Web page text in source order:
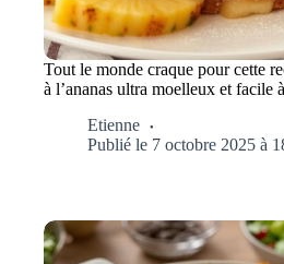
Tout le monde craque pour cette
à l’ananas ultra moelleux et facile
Etienne
Publié le 7 octobre 2025 à